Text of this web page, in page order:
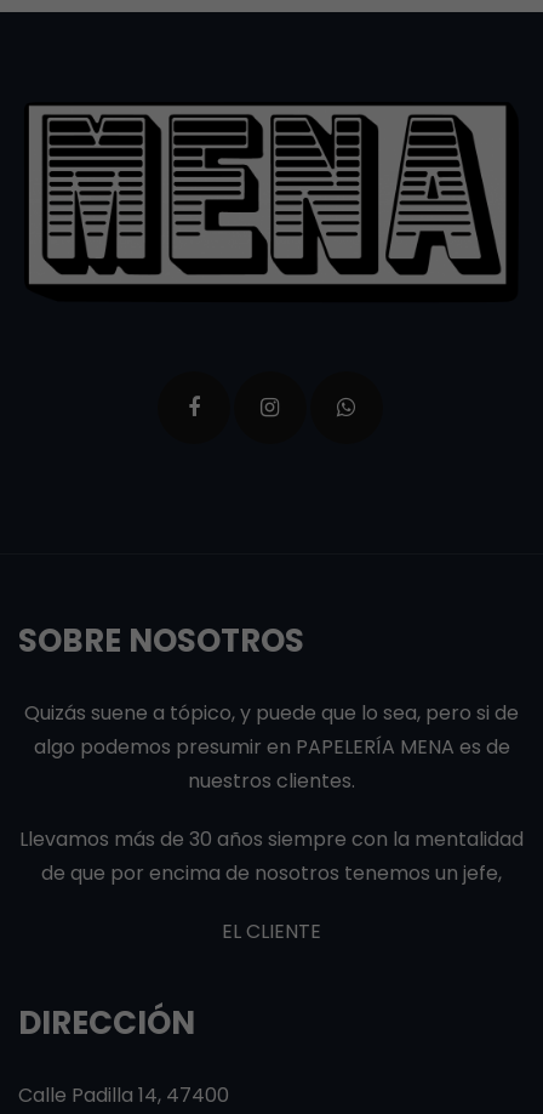
SOBRE NOSOTROS
Quizás suene a tópico, y puede que lo sea, pero si de
algo podemos presumir en PAPELERÍA MENA es de
nuestros clientes.
Llevamos más de 30 años siempre con la mentalidad
de que por encima de nosotros tenemos un jefe,
EL CLIENTE
DIRECCIÓN
Calle Padilla 14, 47400